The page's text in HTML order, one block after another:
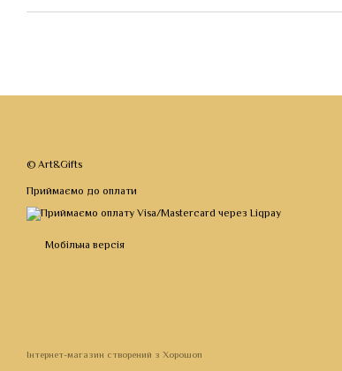
© Art&Gifts
Приймаємо до оплати
Мобільна версія
Інтернет-магазин створений з Хорошоп